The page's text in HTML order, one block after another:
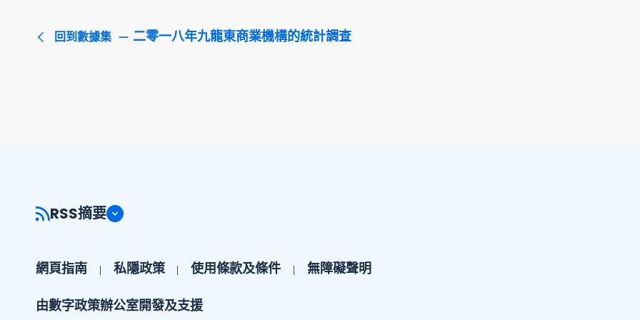
回到數據集 二零一八年九龍東商業機構的統計調查
RSS摘要
網頁指南 私隱政策 使用條款及條件 無障礙聲明
由數字政策辦公室開發及支援